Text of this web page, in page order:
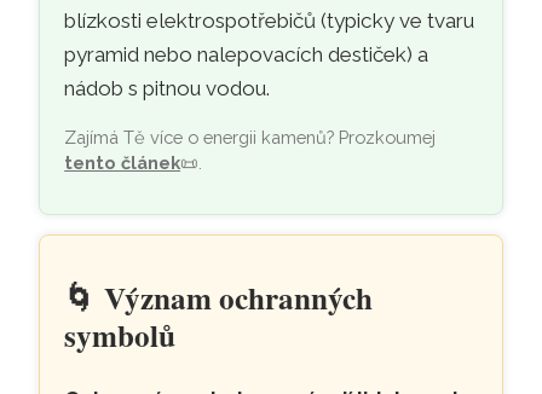
blízkosti elektrospotřebičů (typicky ve tvaru
pyramid nebo nalepovacích destiček) a
nádob s pitnou vodou.
Zajímá Tě více o energii kamenů? Prozkoumej
tento článek📜
🌀Význam ochranných
symbolů